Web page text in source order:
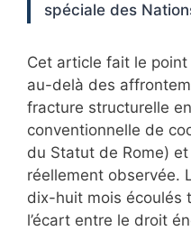
spéciale des
Cet article fait le
au-delà des
fracture structurelle
conventionnelle de
du Statut de Rome)
réellement observée.
dix-huit mois écoulés
l’écart entre le droit